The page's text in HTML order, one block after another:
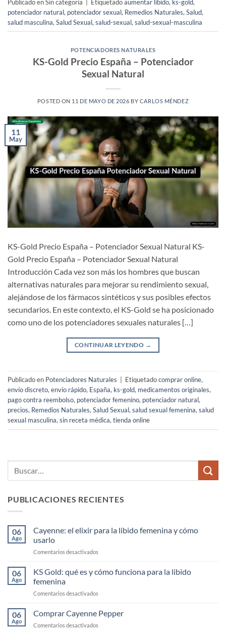
Publicado en Sin categoría Etiquetadoaumentar libido, ks-gold,
potenciador natural, potenciador sexual, Remedios Naturales, Salud,
salud masculina, Salud Sexual, salud-sexual, salud-sexual-masculina
POTENCIADORES NATURALES
KS-Gold Precio España – Potenciador
Sexual Natural
POSTED ON 11 DE MAYO DE 2026 BY CARLOS MÉNDEZ
11
May
KS-Gold Precio España – Potenciador Sexual Natural KS-
Gold Precio España – Potenciador Sexual Natural
Introducción Cada vez son más los hombres que buscan
alternativas naturales para mejorar su rendimiento sexual,
alejándose de los fármacos sintéticos y sus posibles efectos
secundarios. En este contexto, el KS-Gold se ha posicionado
como uno de los potenciadores sexuales naturales […]
CONTINUAR LEYENDO →
Publicado en Potenciadores Naturales Etiquetadocomprar online,
envío discreto, envío rápido, España, ks-gold, medicamentos originales,
pago contra reembolso, potenciador femenino, potenciador natural,
precios, Remedios Naturales, Salud Sexual, salud sexual femenina, salud
sexual masculina, sin receta médica, tienda online
PUBLICACIONES RECIENTES
06
Ago
Cayenne: el elixir para la libido femenina y cómo
usarlo
Comentarios desactivados
el
la
femenina
cómo
06
Ago
KS Gold: qué es y cómo funciona para la libido
femenina
Comentarios desactivados
Gold:
es
06
Ago
Comprar Cayenne Pepper
Comentarios desactivados